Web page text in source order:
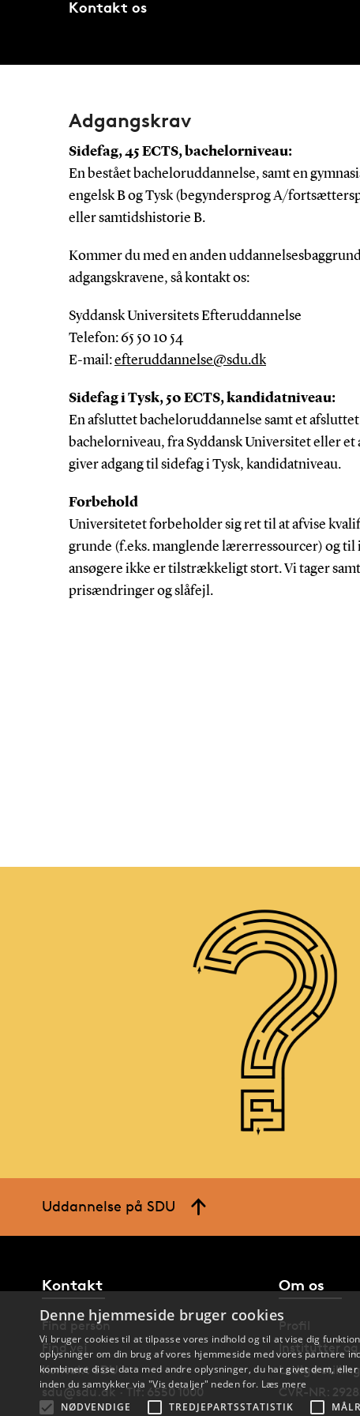
Kontakt os
Adgangskrav
Sidefag, 45 ECTS, bachelorniveau:
En bestået bacheloruddannelse, samt en
engelsk B og Tysk (begyndersprog A/
eller samtidshistorie B.
Kommer du med en anden
adgangskravene, så kontakt os:
Syddansk Universitets Efteruddannelse
Telefon: 65 50 10 54
E-mail:efteruddannelse@sdu.dk
Sidefag i Tysk, 50 ECTS, kandidatniveau:
En afsluttet bacheloruddannelse samt et afsluttet
bachelorniveau, fra Syddansk Universitet eller
giver adgang til sidefag i Tysk, kandidatniveau.
Forbehold
Universitetet forbeholder sig ret til at afvise
grunde (f.eks. manglende lærerressourcer) og
ansøgere ikke er tilstrækkeligt stort. Vi tager
prisændringer og slåfejl.
Uddannelse på SDU
Kontakt
Find person
Find vej
Kontakt SDU
sdu@sdu.dk · Tlf: 6550 1000
Om os
Profil
Institutter
Ledige
CVR-NR:
Denne hjemmeside bruger cookies
Vi bruger cookies til at tilpasse vores indhold og til at vise dig
oplysninger om din brug af vores hjemmeside med vores partnere
kombinere disse data med andre oplysninger, du har givet dem,
inden du samtykker via "Vis detaljer" neden for. Læs mere
NØDVENDIGE
TREDJEPARTSSTATISTIK